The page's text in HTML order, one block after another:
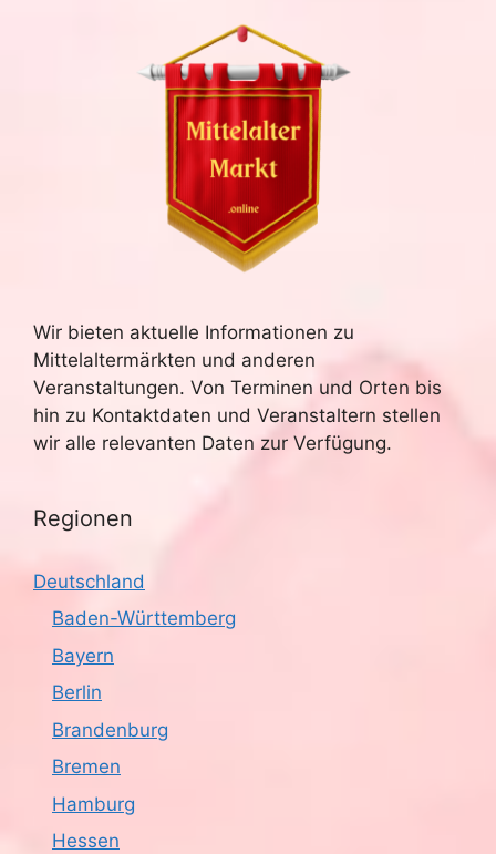
Wir bieten aktuelle Informationen zu
Mittelaltermärkten und anderen
Veranstaltungen. Von Terminen und Orten bis
hin zu Kontaktdaten und Veranstaltern stellen
wir alle relevanten Daten zur Verfügung.
Regionen
Deutschland
Baden-Württemberg
Bayern
Berlin
Brandenburg
Bremen
Hamburg
Hessen